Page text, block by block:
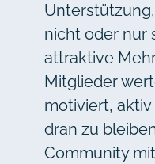
nicht oder nur
attraktive
Mitglieder
motiviert,
dran zu
Community